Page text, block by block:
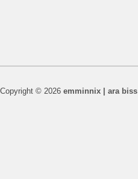
Copyright © 2026 emminnix | ara biss